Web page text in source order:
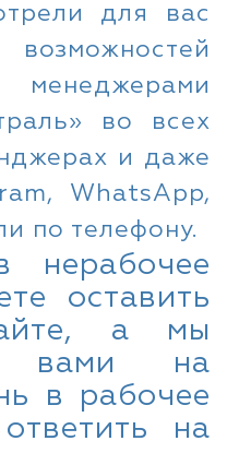
для вас
во всех
и даже
WhatsApp,
по телефону.
нерабочее
оставить
а мы
вами на
в рабочее
на